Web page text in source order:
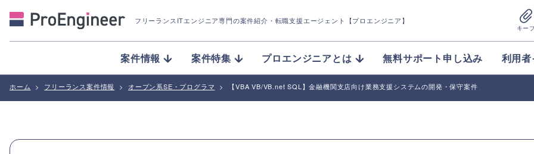
フリーランスITエンジニア専門の案件紹介 ・転職支援エージェント【プロエンジニア】
キー
案件情報 案件特集 プロエンジニアとは 無料サポート申し込み 利用
ホーム > フリーランス案件情報 > オープン系SE・プログラマ > 【VBA VB/VB.net SQL】金融機関支店向け業務支援システムの開発・保守案件